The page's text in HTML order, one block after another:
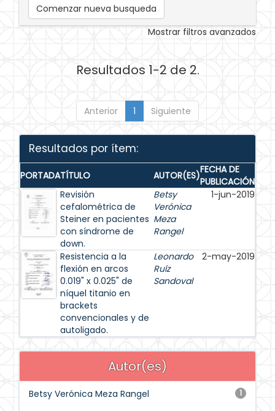
Comenzar nueva busqueda
Mostrar filtros avanzados
Resultados 1-2 de 2.
Anterior 1 Siguiente
Resultados por ítem:
PORTADATÍTULO AUTOR(ES)FECHA DE
PUBLICACIÓN
Revisión
cefalométrica de
Steiner en pacientes
con síndrome de
down.
Betsy
Verónica
Meza
Rangel
1-jun-2019
Resistencia a la
flexión en arcos
0.019" x 0.025" de
níquel titanio en
brackets
convencionales y de
autoligado.
Leonardo
Ruíz
Sandoval
2-may-2019
Autor(es)
1
Betsy Verónica Meza Rangel